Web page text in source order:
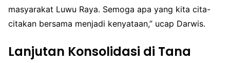
masyarakat Luwu Raya. Semoga apa yang kita cita-
citakan bersama menjadi kenyataan,” ucap Darwis.
Lanjutan Konsolidasi di Tana